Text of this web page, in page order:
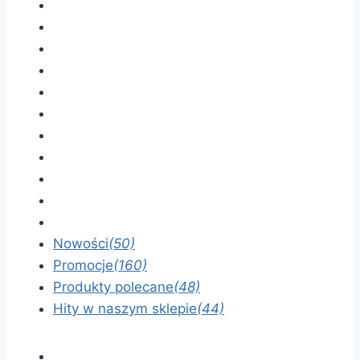
Nowości(50)
Promocje(160)
Produkty polecane(48)
Hity w naszym sklepie(44)